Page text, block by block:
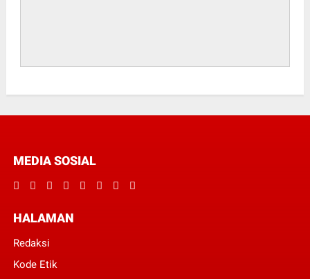
MEDIA SOSIAL
HALAMAN
Redaksi
Kode Etik